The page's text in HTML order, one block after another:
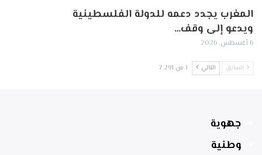
المغرب يجدد دعمه للدولة الفلسطينية
ويدعو إلى وقف…
6 أغسطس, 2026
السابق التالي 1 من 7٬291
جهوية
وطنية